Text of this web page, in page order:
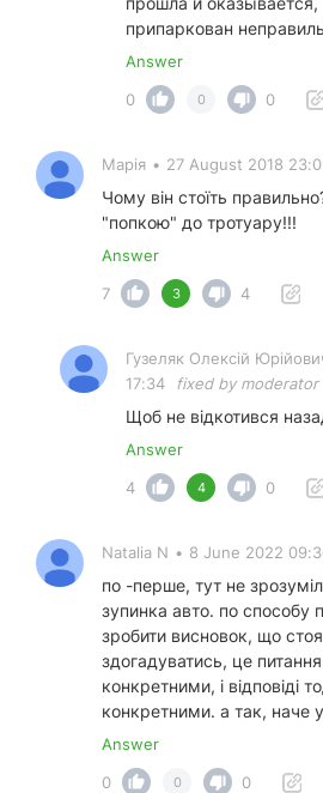
припаркован
Answer
0
0 0
Марія • 27 August 2018
Чому він стоїть
"попкою" до тротуару!!!
Answer
7
3 4
Гузеляк Олексій
17:34
fixed by moderator
Щоб не відкотився
Answer
4
4 0
Natalia N • 8 June 2022
по -перше, тут не
зупинка авто. по способу
зробити висновок, що
здогадуватись, це
конкретними, і відповіді
конкретними. а так, наче
Answer
0
0 0